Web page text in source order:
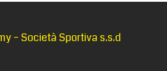
– Società Sportiva s.s.d